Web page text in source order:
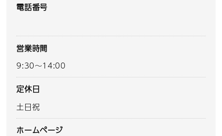
電話番号
営業時間
9:30～14:00
定休日
土日祝
ホームページ